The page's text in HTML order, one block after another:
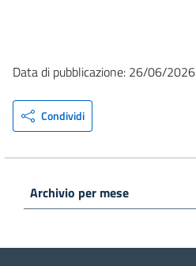
Data di pubblicazione: 26/06/2026
Condividi